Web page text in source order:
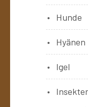
Hunde
Hyänen
Igel